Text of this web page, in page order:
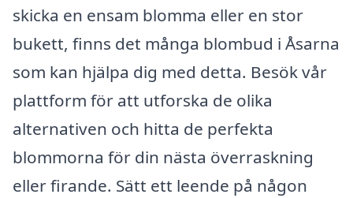
skicka en ensam blomma eller en stor
bukett, finns det många blombud i Åsarna
som kan hjälpa dig med detta. Besök vår
plattform för att utforska de olika
alternativen och hitta de perfekta
blommorna för din nästa överraskning
eller firande. Sätt ett leende på någon